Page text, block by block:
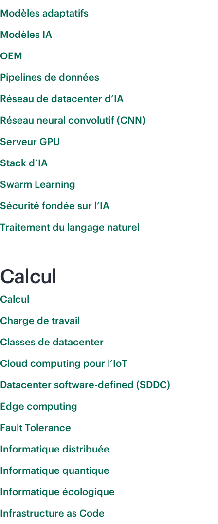
Modèles adaptatifs
Modèles IA
OEM
Pipelines de données
Réseau de datacenter d’IA
Réseau neural convolutif (CNN)
Serveur GPU
Stack d’IA
Swarm Learning
Sécurité fondée sur l’IA
Traitement du langage naturel
Calcul
Calcul
Charge de travail
Classes de datacenter
Cloud computing pour l’IoT
Datacenter software-defined (SDDC)
Edge computing
Fault Tolerance
Informatique distribuée
Informatique quantique
Informatique écologique
Infrastructure as Code